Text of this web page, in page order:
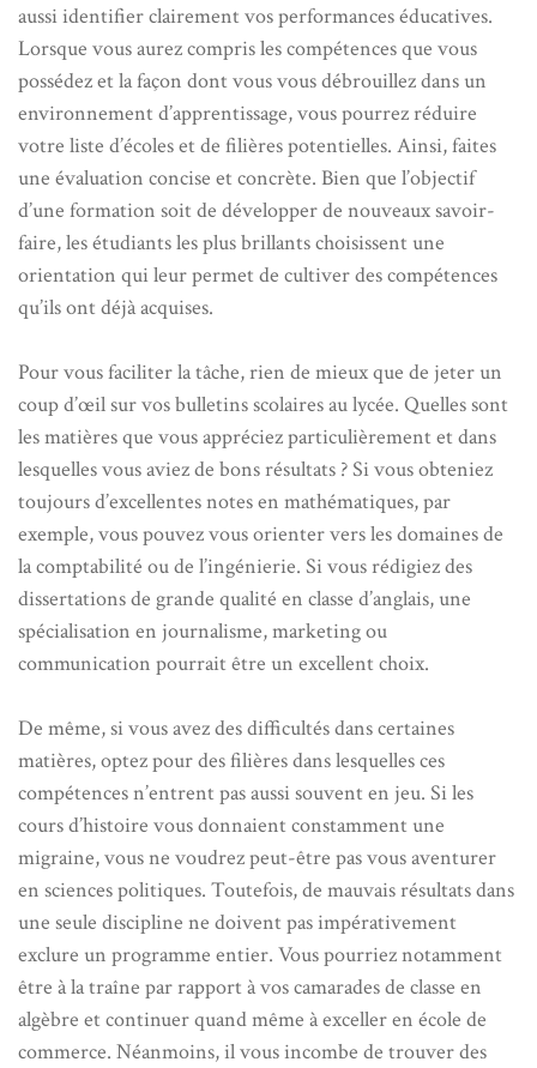
aussi identifier clairement vos performances éducatives.
Lorsque vous aurez compris les compétences que vous
possédez et la façon dont vous vous débrouillez dans un
environnement d’apprentissage, vous pourrez réduire
votre liste d’écoles et de filières potentielles. Ainsi, faites
une évaluation concise et concrète. Bien que l’objectif
d’une formation soit de développer de nouveaux savoir-
faire, les étudiants les plus brillants choisissent une
orientation qui leur permet de cultiver des compétences
qu’ils ont déjà acquises.
Pour vous faciliter la tâche, rien de mieux que de jeter un
coup d’œil sur vos bulletins scolaires au lycée. Quelles sont
les matières que vous appréciez particulièrement et dans
lesquelles vous aviez de bons résultats ? Si vous obteniez
toujours d’excellentes notes en mathématiques, par
exemple, vous pouvez vous orienter vers les domaines de
la comptabilité ou de l’ingénierie. Si vous rédigiez des
dissertations de grande qualité en classe d’anglais, une
spécialisation en journalisme, marketing ou
communication pourrait être un excellent choix.
De même, si vous avez des difficultés dans certaines
matières, optez pour des filières dans lesquelles ces
compétences n’entrent pas aussi souvent en jeu. Si les
cours d’histoire vous donnaient constamment une
migraine, vous ne voudrez peut-être pas vous aventurer
en sciences politiques. Toutefois, de mauvais résultats dans
une seule discipline ne doivent pas impérativement
exclure un programme entier. Vous pourriez notamment
être à la traîne par rapport à vos camarades de classe en
algèbre et continuer quand même à exceller en école de
commerce. Néanmoins, il vous incombe de trouver des